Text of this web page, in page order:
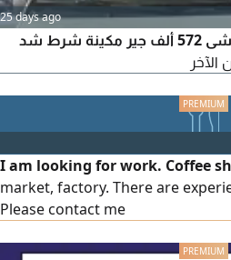
25 days ago
باص هايس بضاعة للبيع ممشى 572 ألف جير مكينة شرط شد
I am looking for work. Coffee
market, factory. There are
Please contact me